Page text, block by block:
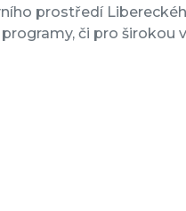
prostředí
či pro širokou